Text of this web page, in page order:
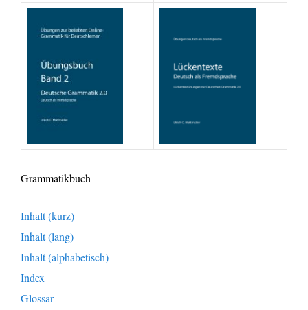
Grammatikbuch
Inhalt (kurz)
Inhalt (lang)
Inhalt (alphabetisch)
Index
Glossar